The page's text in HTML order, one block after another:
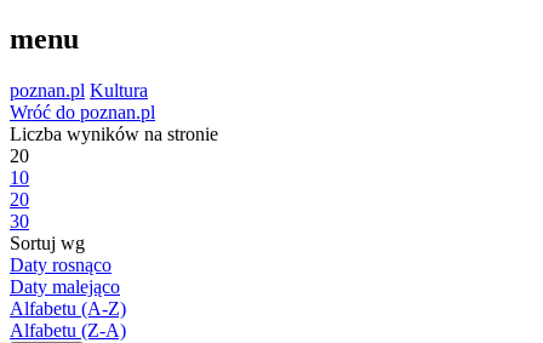
menu
poznan.pl Kultura
Wróć do poznan.pl
Liczba wyników na stronie
20
10
20
30
Sortuj wg
Daty rosnąco
Daty malejąco
Alfabetu (A-Z)
Alfabetu (Z-A)